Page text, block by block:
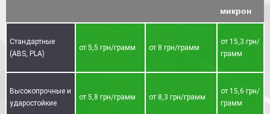
микрон
Стандартные
(ABS, PLA)
от 5,5 грн/грамм от 8 грн/грамм
от 15,3 грн/
грамм
Высокопрочные и
ударостойкие
от 5,8 грн/грамм от 8,3 грн/грамм
от 15,6 грн/
грамм